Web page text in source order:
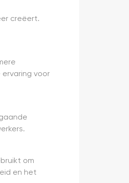
creëert.
voor
om
en het